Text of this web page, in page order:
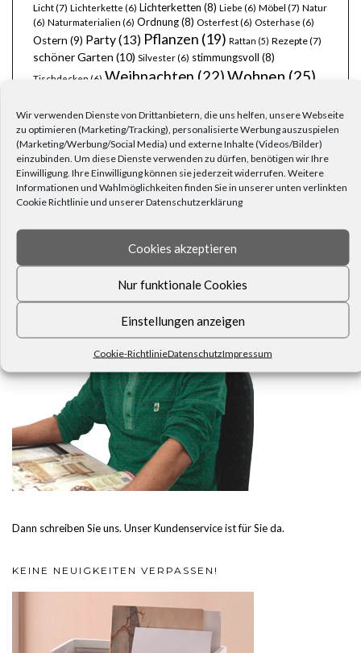
Wir verwenden Dienste von Drittanbietern, die uns helfen, unsere Webseite
zu optimieren (Marketing/Tracking), personalisierte Werbung auszuspielen
(Marketing/Werbung/Social Media) und externe Inhalte (Videos/Bilder)
einzubinden. Um diese Dienste verwenden zu dürfen, benötigen wir Ihre
Einwilligung. Ihre Einwilligung können sie jederzeit widerrufen. Weitere
Informationen und Wahlmöglichkeiten finden Sie in unserer unten verlinkten
Cookie Richtlinie und unserer Datenschutzerklärung
Cookies akzeptieren
Nur funktionale Cookies
Einstellungen anzeigen
Cookie-RichtlinieDatenschutzImpressum
Licht(7) Lichterkette (6) Lichterketten (8) Liebe (6) Möbel (7) Natur
(6) Naturmaterialien (6) Ordnung(8) Osterfest(6) Osterhase (6)
Ostern (9) Party(13) Pflanzen (19) Rattan (5) Rezepte(7)
schöner Garten (10) Silvester(6) stimmungsvoll (8)
Tischdecken (6) Weihnachten (22)Wohnen (25)
FRAGEN, ANREGUNGEN, WÜNSCHE?
Dann schreiben Sie uns. Unser Kundenservice ist für Sie da.
KEINE NEUIGKEITEN VERPASSEN!